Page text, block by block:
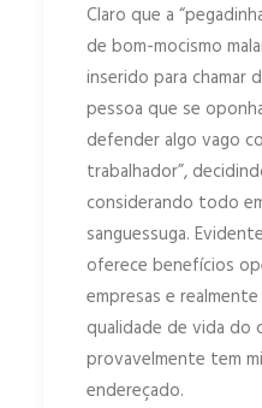
Claro que a
de bom-mocismo
inserido para chamar
pessoa que se
defender algo vago
trabalhador”,
considerando todo
sanguessuga.
oferece benefícios
empresas e
qualidade de vida
provavelmente tem
endereçado.